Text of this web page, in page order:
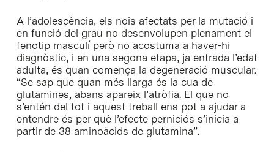
A l’adolescència, els nois afectats per la mutació i
en funció del grau no desenvolupen plenament el
fenotip masculí però no acostuma a haver-hi
diagnòstic, i en una segona etapa, ja entrada l’edat
adulta, és quan comença la degeneració muscular.
“Se sap que quan més llarga és la cua de
glutamines, abans apareix l’atròfia. El que no
s’entén del tot i aquest treball ens pot a ajudar a
entendre és per què l’efecte perniciós s’inicia a
partir de 38 aminoàcids de glutamina”.